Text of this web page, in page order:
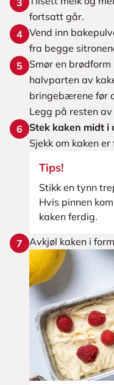
3
fortsatt går.
4 Vend inn
fra begge
5
Smør en
halvparten av
bringebærene før
Legg på resten
6 Stek kaken midt i
Sjekk om kaken
Tips!
Stikk en tynn
Hvis pinnen
kaken ferdig.
7 Avkjøl kaken i